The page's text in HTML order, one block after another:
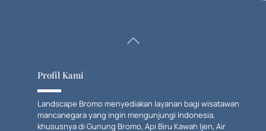
Profil Kami
Landscape Bromo menyediakan layanan bagi wisatawan
mancanegara yang ingin mengunjungi Indonesia,
khususnya di Gunung Bromo, Api Biru Kawah Ijen, Air
Back